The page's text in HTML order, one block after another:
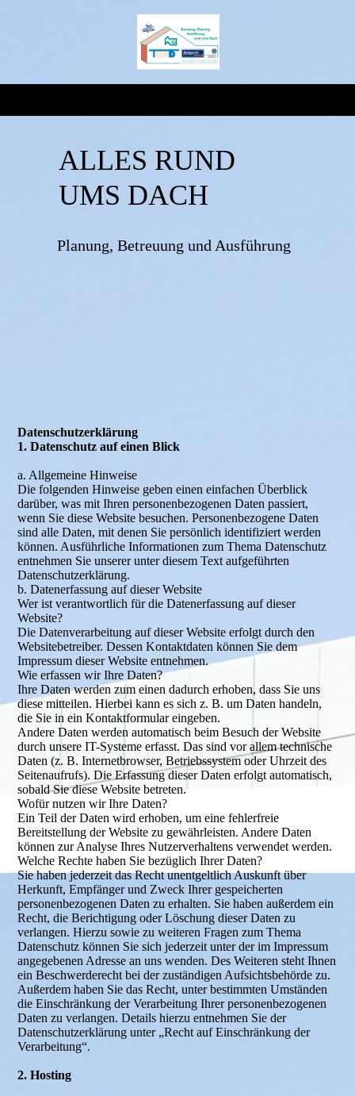
ALLES RUND
UMS DACH
Planung, Betreuung und Ausführung
Daten­schutz­erklärung
1. Datenschutz auf einen Blick
a. Allgemeine Hinweise
Die folgenden Hinweise geben einen einfachen Überblick
darüber, was mit Ihren personenbezogenen Daten passiert,
wenn Sie diese Website besuchen. Personenbezogene Daten
sind alle Daten, mit denen Sie persönlich identifiziert werden
können. Ausführliche Informationen zum Thema Datenschutz
entnehmen Sie unserer unter diesem Text aufgeführten
Datenschutzerklärung.
b. Datenerfassung auf dieser Website
Wer ist verantwortlich für die Datenerfassung auf dieser
Website?
Die Datenverarbeitung auf dieser Website erfolgt durch den
Websitebetreiber. Dessen Kontaktdaten können Sie dem
Impressum dieser Website entnehmen.
Wie erfassen wir Ihre Daten?
Ihre Daten werden zum einen dadurch erhoben, dass Sie uns
diese mitteilen. Hierbei kann es sich z. B. um Daten handeln,
die Sie in ein Kontaktformular eingeben.
Andere Daten werden automatisch beim Besuch der Website
durch unsere IT-Systeme erfasst. Das sind vor allem technische
Daten (z. B. Internetbrowser, Betriebssystem oder Uhrzeit des
Seitenaufrufs). Die Erfassung dieser Daten erfolgt automatisch,
sobald Sie diese Website betreten.
Wofür nutzen wir Ihre Daten?
Ein Teil der Daten wird erhoben, um eine fehlerfreie
Bereitstellung der Website zu gewährleisten. Andere Daten
können zur Analyse Ihres Nutzerverhaltens verwendet werden.
Welche Rechte haben Sie bezüglich Ihrer Daten?
Sie haben jederzeit das Recht unentgeltlich Auskunft über
Herkunft, Empfänger und Zweck Ihrer gespeicherten
personenbezogenen Daten zu erhalten. Sie haben außerdem ein
Recht, die Berichtigung oder Löschung dieser Daten zu
verlangen. Hierzu sowie zu weiteren Fragen zum Thema
Datenschutz können Sie sich jederzeit unter der im Impressum
angegebenen Adresse an uns wenden. Des Weiteren steht Ihnen
ein Beschwerderecht bei der zuständigen Aufsichtsbehörde zu.
Außerdem haben Sie das Recht, unter bestimmten Umständen
die Einschränkung der Verarbeitung Ihrer personenbezogenen
Daten zu verlangen. Details hierzu entnehmen Sie der
Datenschutzerklärung unter „Recht auf Einschränkung der
Verarbeitung“.
2. Hosting